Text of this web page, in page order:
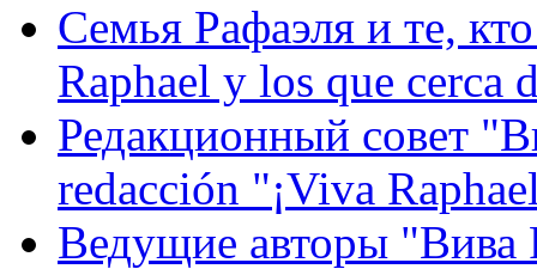
Семья Рафаэля и те,
Raphael y los que cerca
Редакционный совет
redacción "¡Viva
Ведущие авторы "Вива